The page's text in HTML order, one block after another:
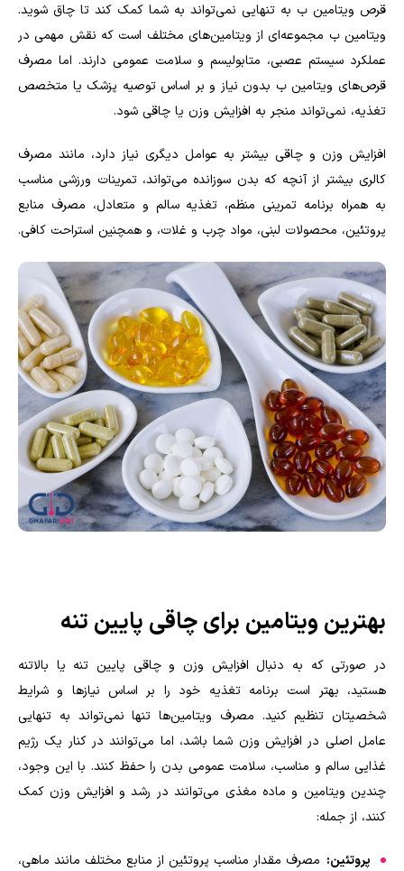
قرص ویتامین ب به تنهایی نمی‌تواند به شما کمک کند تا چاق شوید.
ویتامین ب مجموعه‌ای از ویتامین‌های مختلف است که نقش مهمی در
عملکرد سیستم عصبی، متابولیسم و سلامت عمومی دارند. اما مصرف
قرص‌های ویتامین ب بدون نیاز و بر اساس توصیه پزشک یا متخصص
تغذیه، نمی‌تواند منجر به افزایش وزن یا چاقی شود.
افزایش وزن و چاقی بیشتر به عوامل دیگری نیاز دارد، مانند مصرف
کالری بیشتر از آنچه که بدن سوزانده می‌تواند، تمرینات ورزشی مناسب
به همراه برنامه تمرینی منظم، تغذیه سالم و متعادل، مصرف منابع
پروتئین، محصولات لبنی، مواد چرب و غلات، و همچنین استراحت کافی.
بهترین ویتامین برای چاقی پایین تنه
در صورتی که به دنبال افزایش وزن و چاقی پایین تنه یا بالاتنه
هستید، بهتر است برنامه تغذیه خود را بر اساس نیازها و شرایط
شخصیتان تنظیم کنید. مصرف ویتامین‌ها تنها نمی‌تواند به تنهایی
عامل اصلی در افزایش وزن شما باشد، اما می‌توانند در کنار یک رژیم
غذایی سالم و مناسب، سلامت عمومی بدن را حفظ کنند. با این وجود،
چندین ویتامین و ماده مغذی می‌توانند در رشد و افزایش وزن کمک
کنند، از جمله:
پروتئین: مصرف مقدار مناسب پروتئین از منابع مختلف مانند ماهی،